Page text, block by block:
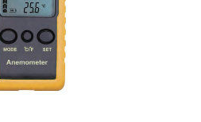
解决方案
服务支持
关于我们